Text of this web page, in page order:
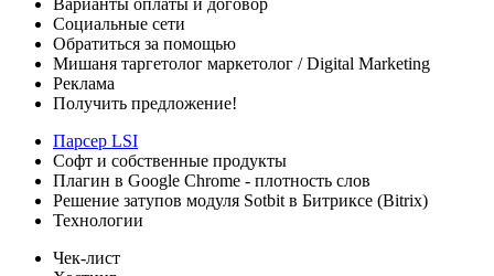
Варианты оплаты и договор
Социальные сети
Обратиться за помощью
Мишаня таргетолог маркетолог / Digital Marketing
Реклама
Получить предложение!
Парсер LSI
Софт и собственные продукты
Плагин в Google Chrome - плотность слов
Решение затупов модуля Sotbit в Битриксе (Bitrix)
Технологии
Чек-лист